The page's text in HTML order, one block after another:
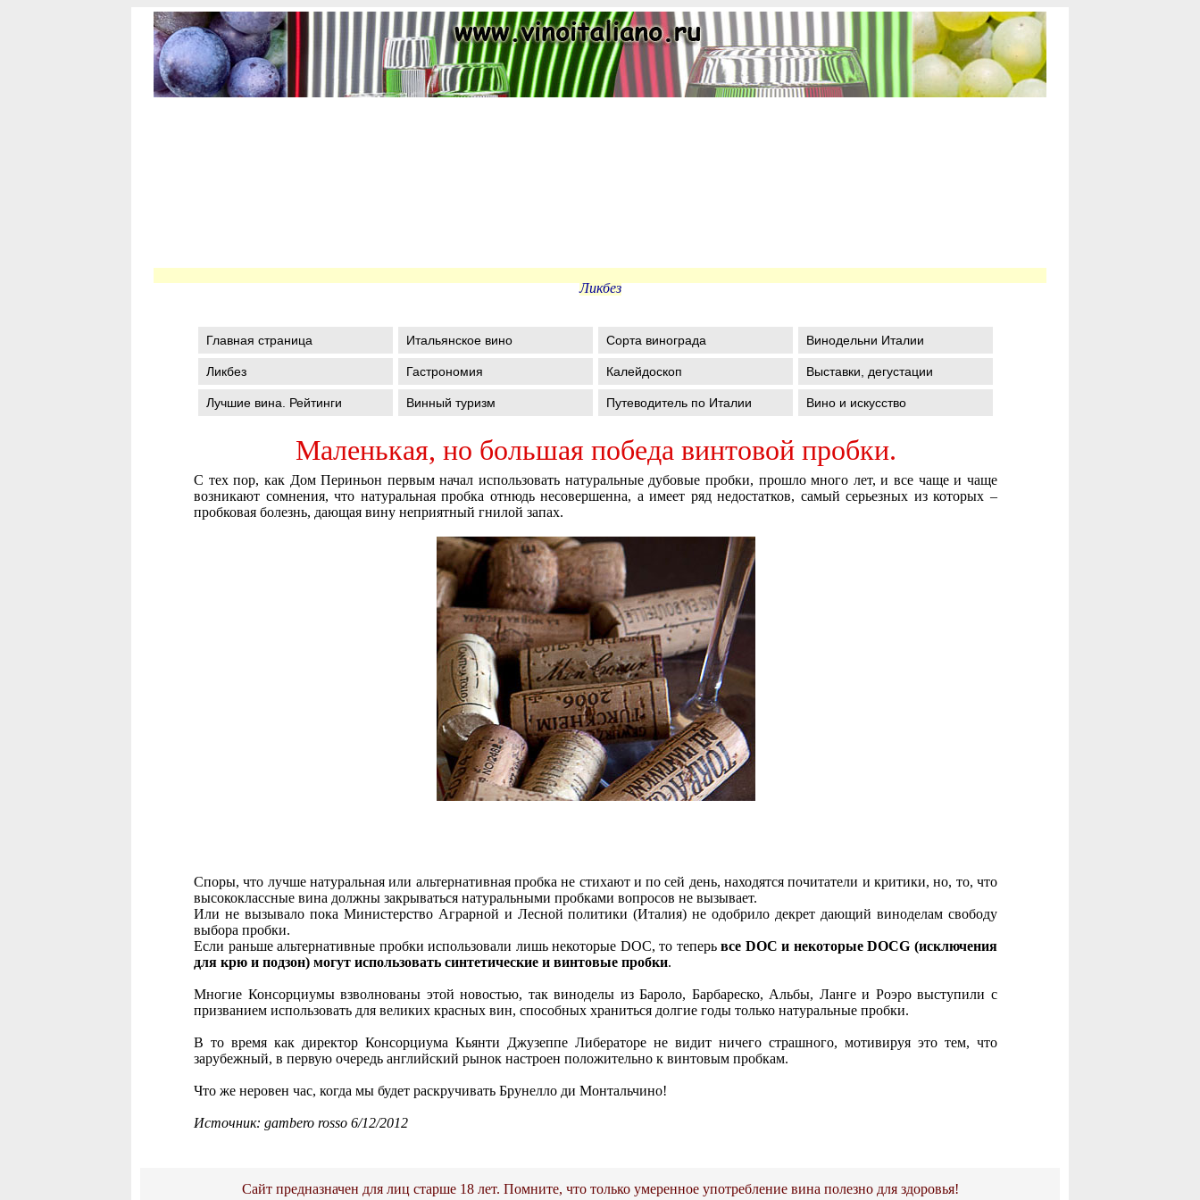
Ликбез
Главная страница Итальянское вино Сорта винограда Винодельни Италии
Ликбез Гастрономия Калейдоскоп Выставки, дегустации
Лучшие вина. Рейтинги Винный туризм Путеводитель по Италии Вино и искусство
Маленькая, но большая победа винтовой пробки.
С тех пор, как Дом Периньон первым начал использовать натуральные дубовые пробки, прошло много лет, и все чаще и чаще
возникают сомнения, что натуральная пробка отнюдь несовершенна, а имеет ряд недостатков, самый серьезных из которых –
пробковая болезнь, дающая вину неприятный гнилой запах.
Споры, что лучше натуральная или альтернативная пробка не стихают и по сей день, находятся почитатели и критики, но, то, что
высококлассные вина должны закрываться натуральными пробками вопросов не вызывает.
Или не вызывало пока Министерство Аграрной и Лесной политики (Италия) не одобрило декрет дающий виноделам свободу
выбора пробки.
Если раньше альтернативные пробки использовали лишь некоторые DOC, то теперьвсе DOC и некоторые DOCG (исключения
для крю и подзон) могут использовать синтетические и винтовые пробки.
Многие Консорциумы взволнованы этой новостью, так виноделы из Бароло, Барбареско, Альбы, Ланге и Роэро выступили с
призванием использовать для великих красных вин, способных храниться долгие годы только натуральные пробки.
В то время как директор Консорциума Кьянти Джузеппе Либераторе не видит ничего страшного, мотивируя это тем, что
зарубежный, в первую очередь английский рынок настроен положительно к винтовым пробкам.
Что же неровен час, когда мы будет раскручивать Брунелло ди Монтальчино!
Источник: gambero rosso 6/12/2012
Сайт предназначен для лиц старше 18 лет. Помните, что только умеренное употребление вина полезно для здоровья!